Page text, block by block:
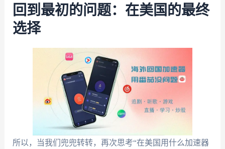
回到最初的问题：在美国的最终
选择
所以，当我们兜兜转转，再次思考“在美国用什么加速器